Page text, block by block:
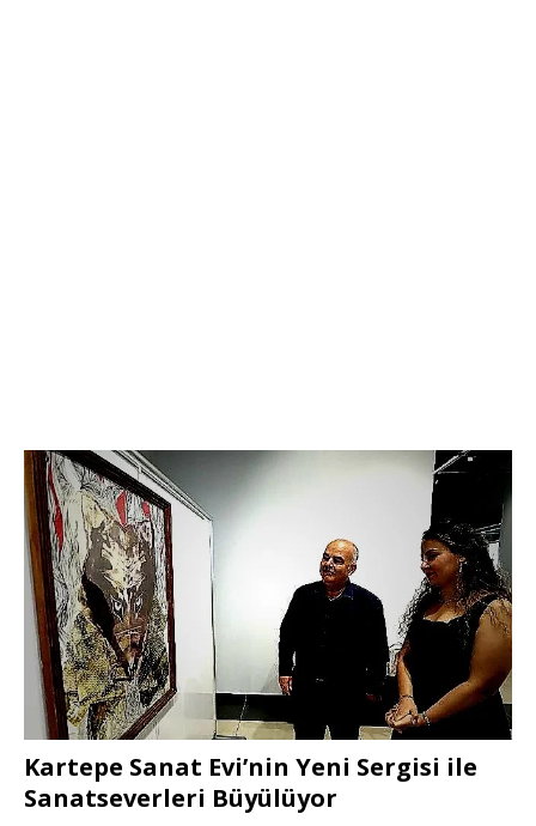
Kartepe Sanat Evi’nin Yeni Sergisi ile
Sanatseverleri Büyülüyor